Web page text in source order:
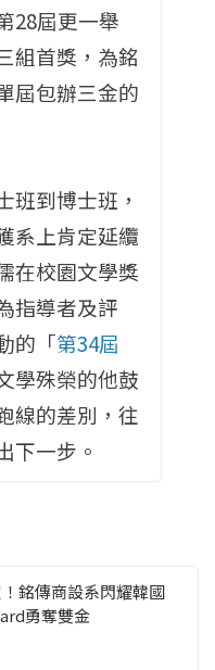
28屆更一舉
組首獎，為銘
屆包辦三金的
班到博士班，
系上肯定延纜
在校園文學獎
指導者及評
的「第34屆
學殊榮的他鼓
線的差別，往
下一步。
銘傳商設系閃耀韓國
勇奪雙金